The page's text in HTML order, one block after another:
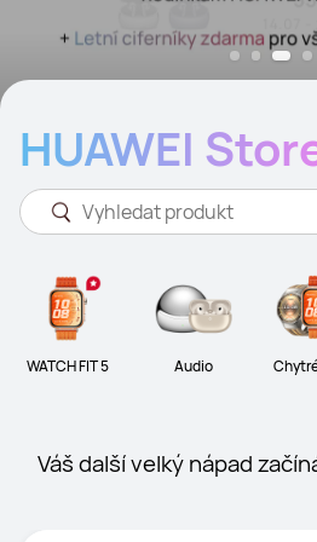
HUAWEI
WATCH FIT 5 Audio
Váš další velký nápad